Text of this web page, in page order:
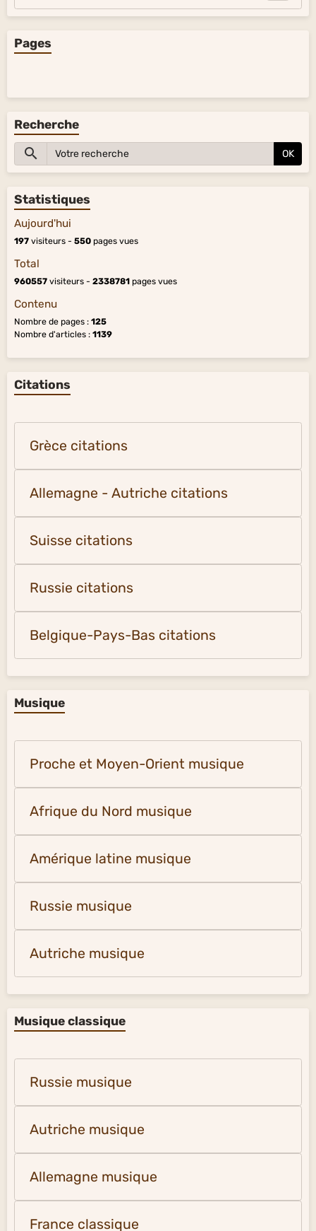
Pages
Recherche
OK
Statistiques
Aujourd'hui
197 visiteurs - 550 pages vues
Total
960557 visiteurs - 2338781 pages vues
Contenu
Nombre de pages : 125
Nombre d'articles : 1139
Citations
Grèce citations
Allemagne - Autriche citations
Suisse citations
Russie citations
Belgique-Pays-Bas citations
Musique
Proche et Moyen-Orient musique
Afrique du Nord musique
Amérique latine musique
Russie musique
Autriche musique
Musique classique
Russie musique
Autriche musique
Allemagne musique
France classique